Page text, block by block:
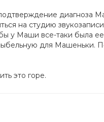
диагноза
на студию
у Маши все-таки была
для Машеньки.
это горе.